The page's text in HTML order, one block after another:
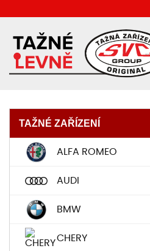
TAŽNÉ ZAŘÍZENÍ
ALFA ROMEO
AUDI
BMW
CHERY